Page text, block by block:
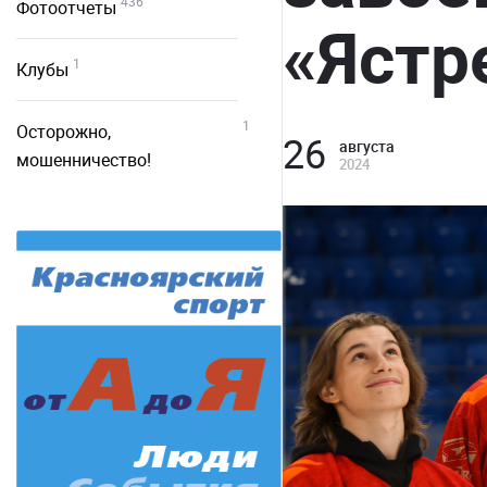
Фотоотчеты
Клубы 1
Осторожно,
мошенничество!
1
26 августа
2024